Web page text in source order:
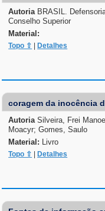
Autoria BRASIL.
Conselho Superior
Material:
Topo ⇧ Detalhes
coragem da inocência
AutoriaSilveira, Frei
Moacyr; Gomes, Saulo
Material:
Livro
Topo ⇧ Detalhes